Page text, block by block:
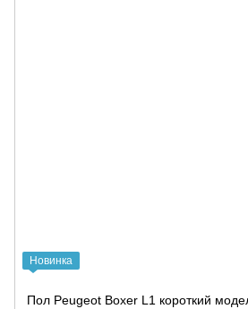
Новинка
Пол Peugeot Boxer L1 короткий